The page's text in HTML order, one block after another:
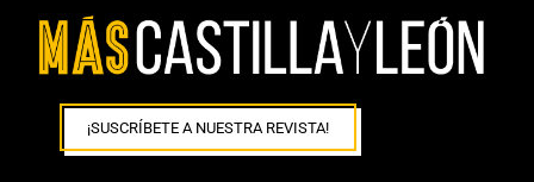
¡SUSCRÍBETE A NUESTRA REVISTA!